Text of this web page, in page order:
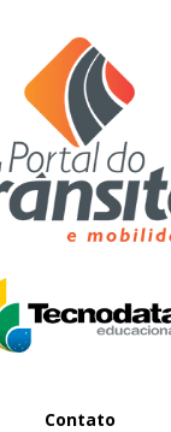
Contato